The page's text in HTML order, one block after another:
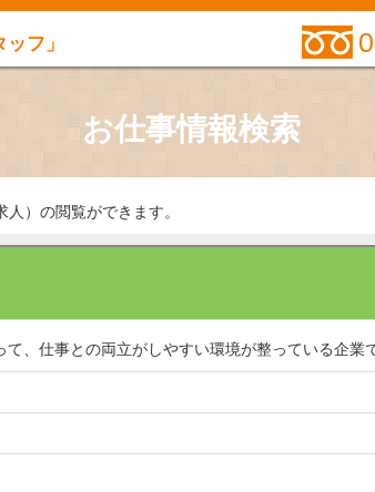
フ」
お仕事情報検索
）の閲覧ができます。
、仕事との両立がしやすい環境が整っている企業で